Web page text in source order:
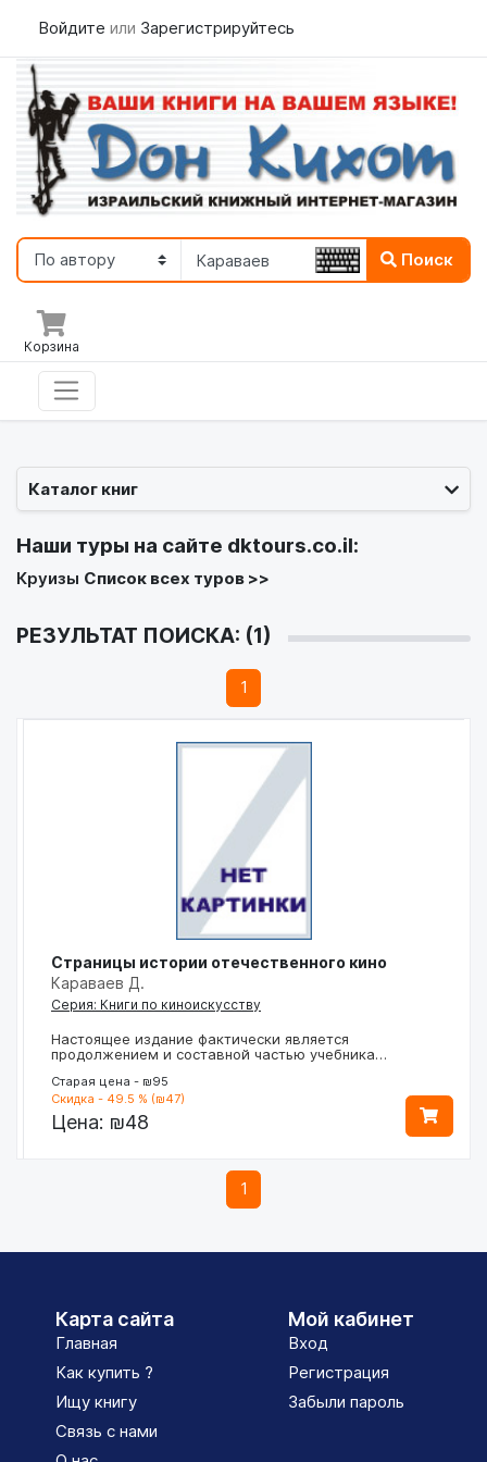
Войдите или Зарегистрируйтесь
Поиск
Корзина
Каталог книг
Наши туры на сайте dktours.co.il:
Круизы Список всех туров >>
РЕЗУЛЬТАТ ПОИСКА: (1)
1
Страницы истории отечественного кино
Караваев Д.
Серия: Книги по киноискусству
Настоящее издание фактически является
продолжением и составной частью учебника…
Старая цена - ₪95
Скидка - 49.5 % (₪47)
Цена: ₪48
1
Карта сайта
Главная
Как купить ?
Ищу книгу
Связь с нами
Мой кабинет
Вход
Регистрация
Забыли пароль